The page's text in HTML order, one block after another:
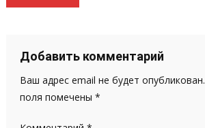
записям
Добавить комментарий
Ваш адрес email не будет опубликован.
поля помечены *